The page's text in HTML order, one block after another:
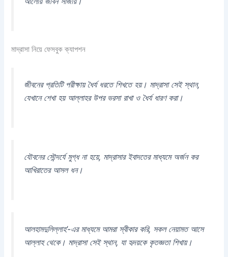
মাদ্রাসা নিয়ে ফেসবুক ক্যাপশন
জীবনের প্রতিটি পরীক্ষায় ধৈর্য ধরতে শিখতে হয়। মাদ্রাসা সেই স্থান,
যেখানে শেখা হয় আল্লাহর উপর ভরসা রাখা ও ধৈর্য ধারণ করা।
যৌবনের সৌন্দর্যে মুগ্ধ না হয়ে, মাদ্রাসার ইবাদতের মাধ্যমে অর্জন কর
আখিরাতের আসল ধন।
আলহামদুলিল্লাহ’-এর মাধ্যমে আমরা স্বীকার করি, সকল নেয়ামত আসে
আল্লাহ থেকে। মাদ্রাসা সেই স্থান, যা হৃদয়কে কৃতজ্ঞতা শিখায়।